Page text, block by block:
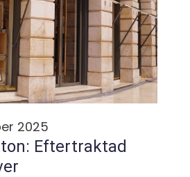
2025
Eftertraktad